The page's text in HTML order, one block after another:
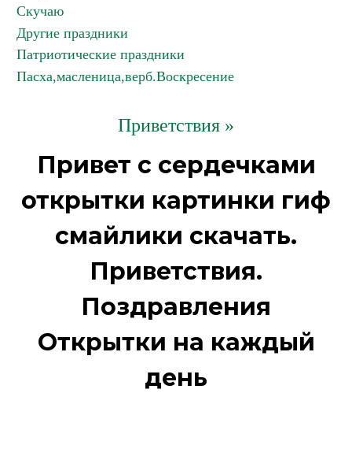
Скучаю
Другие праздники
Патриотические праздники
Пасха,масленица,верб.Воскресение
Приветствия »
Привет с сердечками
открытки картинки гиф
смайлики скачать.
Приветствия.
Поздравления
Открытки на каждый
день